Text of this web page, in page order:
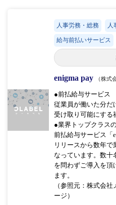
人事労務・総務 人
給与前払いサービス
enigma pay （株式
●前払給与サービス
従業員が働いた分だ
受け取り可能にする
●業界トップクラス
前払給与サービス「
リリースから数年で
なっています。数十
を問わずご導入を頂
ます。
（参照元：株式会
ージ）